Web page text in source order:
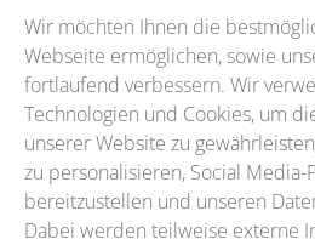
Wir möchten Ihnen die
Webseite ermöglichen, sowie
fortlaufend verbessern. Wir
Technologien und Cookies, um
unserer Website zu
zu personalisieren, Social Media-
bereitzustellen und unseren
Dabei werden teilweise externe